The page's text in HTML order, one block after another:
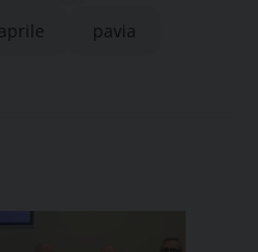
pavia